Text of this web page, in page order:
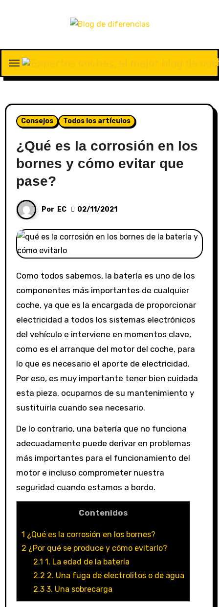
Consejos Todos los artículos
¿Qué es la corrosión en los
bornes y cómo evitar que
pase?
Por EC 02/11/2021
Como todos sabemos, la batería es uno de los
componentes más importantes de cualquier
coche, ya que es la encargada de proporcionar
electricidad a todos los sistemas electrónicos
del vehículo e interviene en momentos clave,
como es el arranque del motor del coche, para
lo que es necesario el aporte de electricidad.
Por eso, es muy importante tener bien cuidada
esta pieza, ocuparnos de su mantenimiento y
sustituirla cuando sea necesario.
De lo contrario, una batería que no funciona
adecuadamente puede derivar en problemas
más importantes para el funcionamiento del
motor e incluso comprometer nuestra
seguridad cuando estamos a bordo.
Contenidos
1 ¿Qué es la corrosión en los bornes?
2 ¿Por qué se produce y cómo evitarlo?
2.1 1. La edad de la batería
2.2 2. Una fuga de electrolitos o de agua
2.33. Una sobrecarga